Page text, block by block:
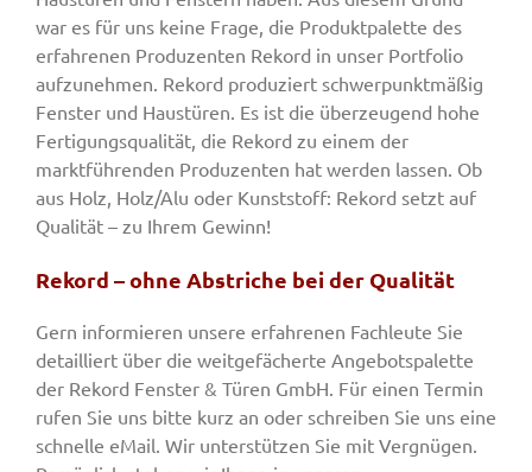
war es für uns keine Frage, die Produktpalette des
erfahrenen Produzenten Rekord in unser Portfolio
aufzunehmen. Rekord produziert schwerpunktmäßig
Fenster und Haustüren. Es ist die überzeugend hohe
Fertigungsqualität, die Rekord zu einem der
marktführenden Produzenten hat werden lassen. Ob
aus Holz, Holz/Alu oder Kunststoff: Rekord setzt auf
Qualität – zu Ihrem Gewinn!
Rekord – ohne Abstriche bei der Qualität
Gern informieren unsere erfahrenen Fachleute Sie
detailliert über die weitgefächerte Angebotspalette
der Rekord Fenster & Türen GmbH. Für einen Termin
rufen Sie uns bitte kurz an oder schreiben Sie uns eine
schnelle eMail. Wir unterstützen Sie mit Vergnügen.